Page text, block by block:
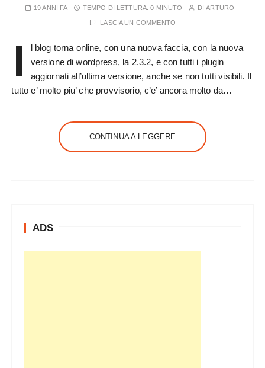
19 ANNI FA TEMPO DI LETTURA:0 MINUTO DIARTURO
LASCIA UN COMMENTO
I
l blog torna online, con una nuova faccia, con la nuova
versione di wordpress, la 2.3.2, e con tutti i plugin
aggiornati all’ultima versione, anche se non tutti visibili. Il
tutto e’ molto piu’ che provvisorio, c’e’ ancora molto da…
CONTINUA A LEGGERE
ADS